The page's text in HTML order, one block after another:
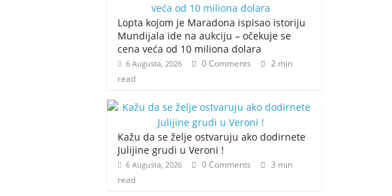
Lopta kojom je Maradona ispisao istoriju
Mundijala ide na aukciju – očekuje se
cena veća od 10 miliona dolara
6 Augusta, 2026 0 Comments
2 min
read
Kažu da se želje ostvaruju ako dodirnete
Julijine grudi u Veroni !
6 Augusta, 2026 0 Comments
3 min
read